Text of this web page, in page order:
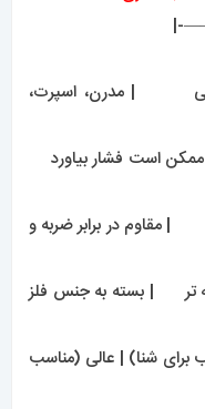
رسمی | مدرن، اسپرت،
است فشار بیاورد
در برابر ضربه و
| بسته به جنس فلز
برای شنا) | عالی (مناسب